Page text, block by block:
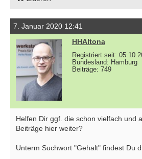
7. Januar 2020 12:41
HHAltona
Registriert seit:
Bundesland: Hamburg
Beiträge: 749
Helfen Dir ggf. die schon vielfach und
Beiträge hier weiter?
Unterm Suchwort "Gehalt" findest Du